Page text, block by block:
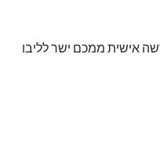
אישית ממכם ישר לליבו